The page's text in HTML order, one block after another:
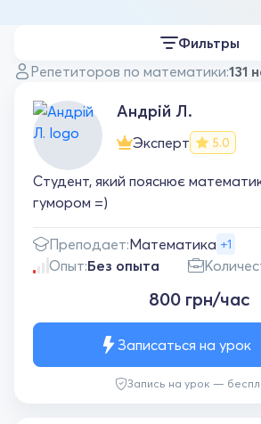
Репетиторов по математики:131
Фильтры
Андрій Л.
Эксперт 5.0
Студент, який пояснює
гумором =)
Преподает:Математика +1
Опыт:Без опыта
800 грн/час
Запись на урок —
Записаться на урок